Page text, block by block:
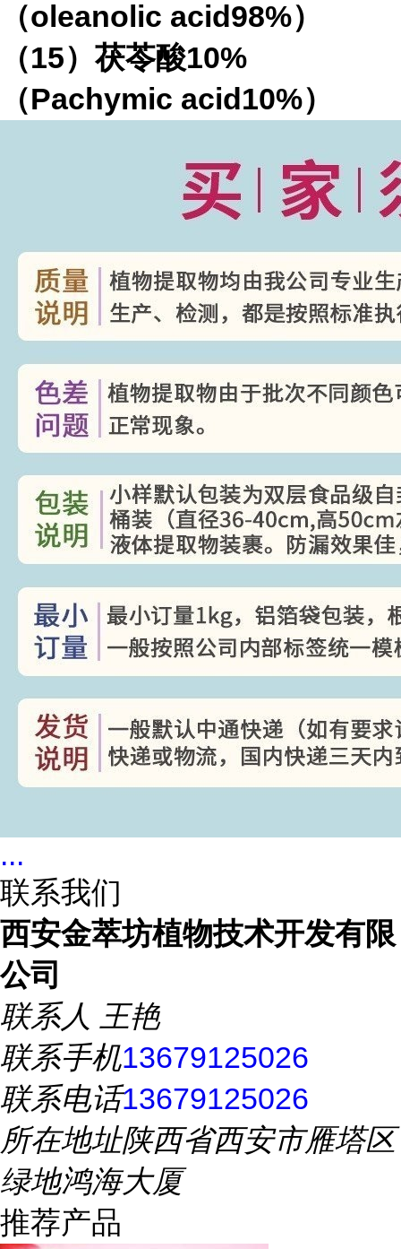
（oleanolic acid98%）
（15）茯苓酸10%
（Pachymic acid10%）
...
联系我们
西安金萃坊植物技术开发有限
公司
联系人 王艳
联系手机13679125026
联系电话13679125026
所在地址陕西省西安市雁塔区
绿地鸿海大厦
推荐产品